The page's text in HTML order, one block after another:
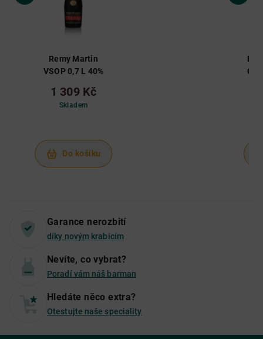
Remy Martin
VSOP 0,7 L 40%
1 309 Kč
Skladem
Do košíku
Garance nerozbití
díky novým krabicím
Nevíte, co vybrat?
Poradí vám náš barman
Hledáte něco extra?
Otestujte naše speciality